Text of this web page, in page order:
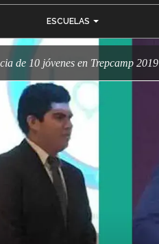
ESCUELAS
de 10 jóvenes en Trepcamp 2019